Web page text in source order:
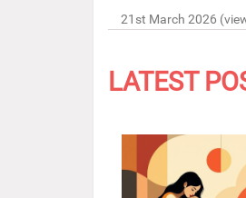
21st March 2026
LATEST